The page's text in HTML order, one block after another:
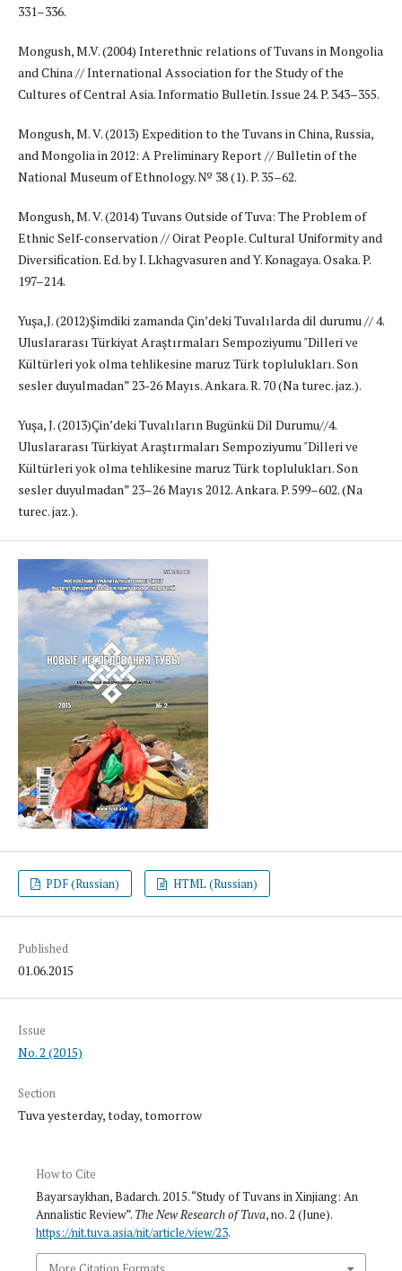
331–336.
Mongush, M.V. (2004) Interethnic relations of Tuvans in Mongolia
and China // International Association for the Study of the
Cultures of Central Asia. Informatio Bulletin. Issue 24. P. 343–355.
Mongush, M. V. (2013) Expedition to the Tuvans in China, Russia,
and Mongolia in 2012: A Preliminary Report // Bulletin of the
National Museum of Ethnology. № 38 (1). P. 35–62.
Mongush, M. V. (2014) Tuvans Outside of Tuva: The Problem of
Ethnic Self-conservation // Oirat People. Cultural Uniformity and
Diversification. Ed. by I. Lkhagvasuren and Y. Konagaya. Osaka. P.
197–214.
Yuşa,J. (2012)Şimdiki zamanda Çin’deki Tuvalılarda dil durumu // 4.
Uluslararası Türkiyat Araştırmaları Sempoziyumu "Dilleri ve
Kültürleri yok olma tehlikesine maruz Türk toplulukları. Son
sesler duyulmadan” 23-26 Mayıs. Ankara. R. 70 (Na turec. jaz.).
Yuşa, J. (2013)Çin’deki Tuvalıların Bugünkü Dil Durumu//4.
Uluslararası Türkiyat Araştırmaları Sempoziyumu "Dilleri ve
Kültürleri yok olma tehlikesine maruz Türk toplulukları. Son
sesler duyulmadan” 23–26 Mayıs 2012. Ankara. P. 599–602. (Na
turec. jaz.).
PDF (Russian) HTML (Russian)
Published
01.06.2015
Issue
No. 2 (2015)
Section
Tuva yesterday, today, tomorrow
How to Cite
Bayarsaykhan, Badarch. 2015. “Study of Tuvans in Xinjiang: An
Annalistic Review”. The New Research of Tuva, no. 2 (June).
https://nit.tuva.asia/nit/article/view/23.